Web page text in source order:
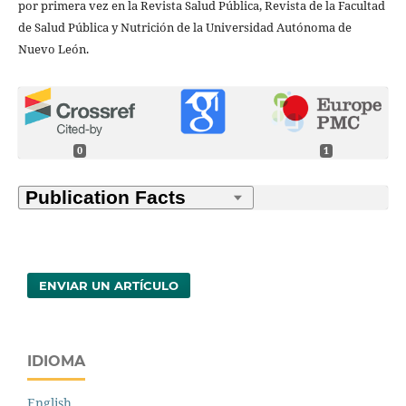
por primera vez en la Revista Salud Pública, Revista de la Facultad
de Salud Pública y Nutrición de la Universidad Autónoma de
Nuevo León.
0 1
ENVIAR UN ARTÍCULO
IDIOMA